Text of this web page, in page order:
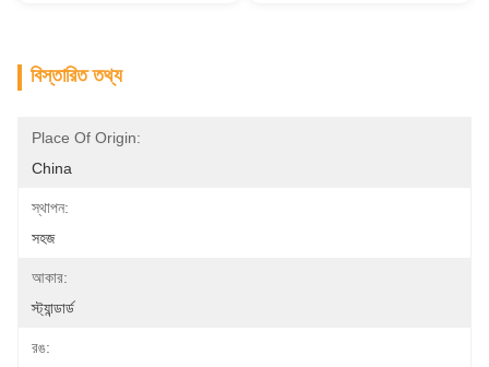
বিস্তারিত তথ্য
Place Of Origin:
China
স্থাপন:
সহজ
আকার:
স্ট্যান্ডার্ড
রঙ: